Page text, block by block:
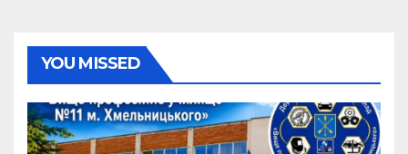
YOU MISSED